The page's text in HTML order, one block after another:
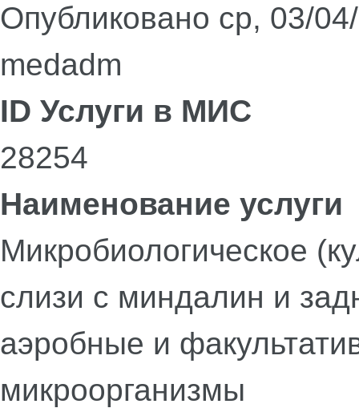
Опубликовано ср, 03/
medadm
ID Услуги в МИС
28254
Наименование услуги
Микробиологическое
слизи с миндалин и
аэробные и
микроорганизмы